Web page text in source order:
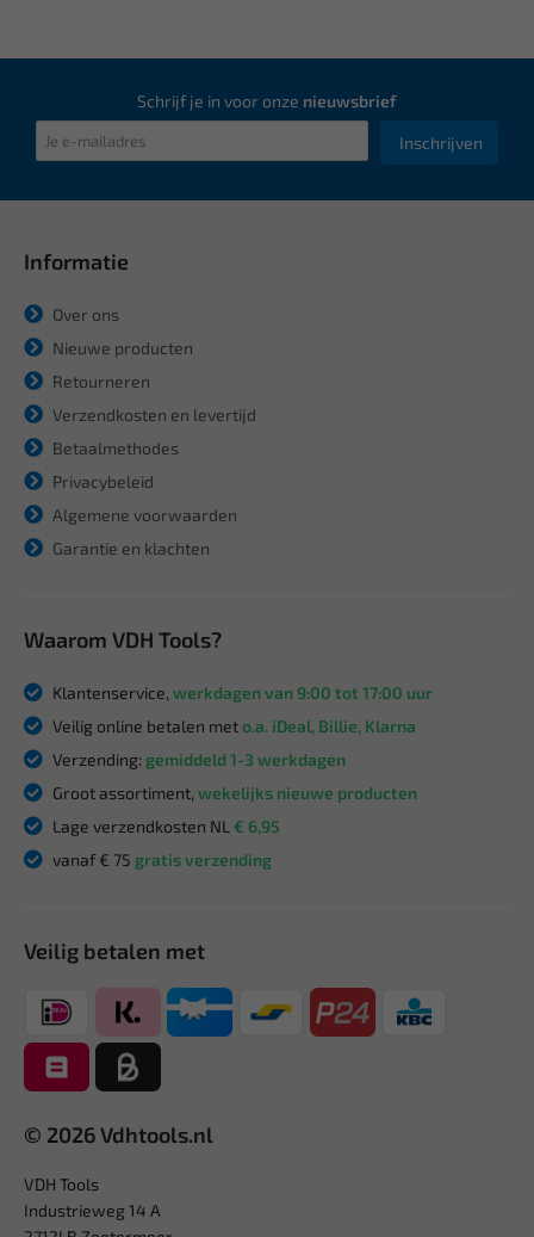
Schrijf je in voor onze nieuwsbrief
Inschrijven
Informatie
Over ons
Nieuwe producten
Retourneren
Verzendkosten en levertijd
Betaalmethodes
Privacybeleid
Algemene voorwaarden
Garantie en klachten
Waarom VDH Tools?
Klantenservice, werkdagen van 9:00 tot 17:00 uur
Veilig online betalen meto.a. iDeal, Billie, Klarna
Verzending: gemiddeld 1-3 werkdagen
Groot assortiment, wekelijks nieuwe producten
Lage verzendkosten NL € 6,95
vanaf € 75 gratis verzending
Veilig betalen met
© 2026 Vdhtools.nl
VDH Tools
Industrieweg 14 A